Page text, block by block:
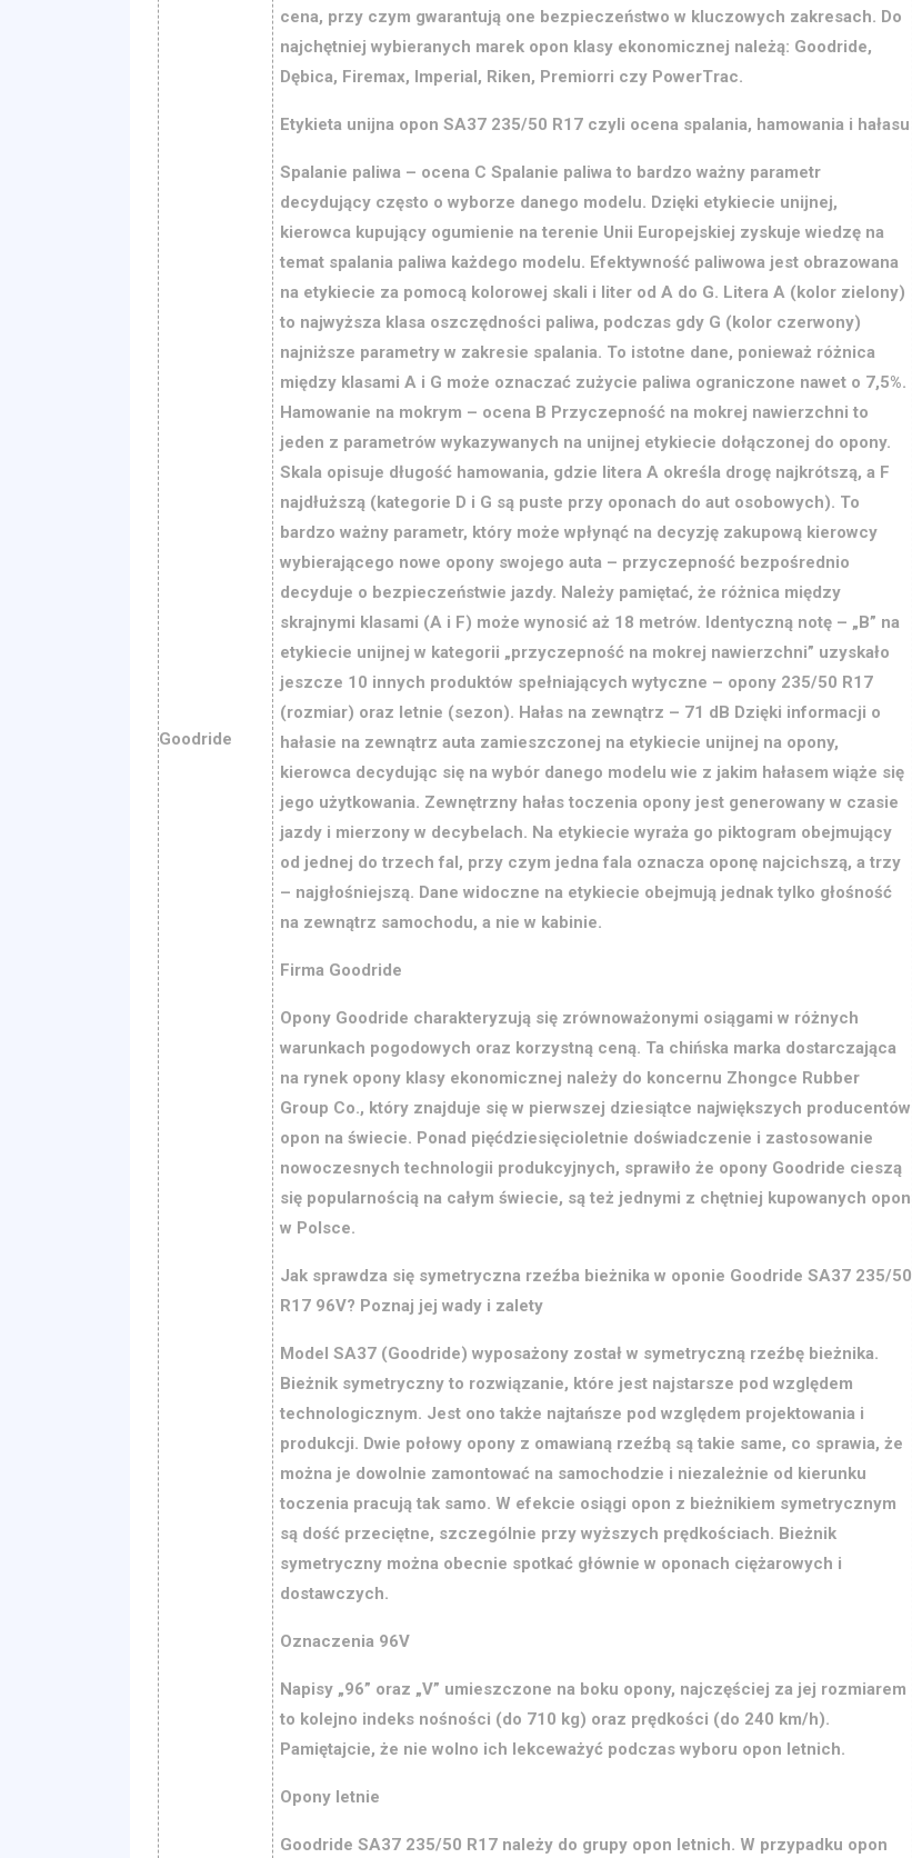
Goodride
cena, przy czym gwarantują one bezpieczeństwo w kluczowych zakresach. Do
najchętniej wybieranych marek opon klasy ekonomicznej należą: Goodride,
Dębica, Firemax, Imperial, Riken, Premiorri czy PowerTrac.
Etykieta unijna opon SA37 235/50 R17 czyli ocena spalania, hamowania i hałasu
Spalanie paliwa – ocena C Spalanie paliwa to bardzo ważny parametr
decydujący często o wyborze danego modelu. Dzięki etykiecie unijnej,
kierowca kupujący ogumienie na terenie Unii Europejskiej zyskuje wiedzę na
temat spalania paliwa każdego modelu. Efektywność paliwowa jest obrazowana
na etykiecie za pomocą kolorowej skali i liter od A do G. Litera A (kolor zielony)
to najwyższa klasa oszczędności paliwa, podczas gdy G (kolor czerwony)
najniższe parametry w zakresie spalania. To istotne dane, ponieważ różnica
między klasami A i G może oznaczać zużycie paliwa ograniczone nawet o 7,5%.
Hamowanie na mokrym – ocena B Przyczepność na mokrej nawierzchni to
jeden z parametrów wykazywanych na unijnej etykiecie dołączonej do opony.
Skala opisuje długość hamowania, gdzie litera A określa drogę najkrótszą, a F
najdłuższą (kategorie D i G są puste przy oponach do aut osobowych). To
bardzo ważny parametr, który może wpłynąć na decyzję zakupową kierowcy
wybierającego nowe opony swojego auta – przyczepność bezpośrednio
decyduje o bezpieczeństwie jazdy. Należy pamiętać, że różnica między
skrajnymi klasami (A i F) może wynosić aż 18 metrów. Identyczną notę – „B” na
etykiecie unijnej w kategorii „przyczepność na mokrej nawierzchni” uzyskało
jeszcze 10 innych produktów spełniających wytyczne – opony 235/50 R17
(rozmiar) oraz letnie (sezon). Hałas na zewnątrz – 71 dB Dzięki informacji o
hałasie na zewnątrz auta zamieszczonej na etykiecie unijnej na opony,
kierowca decydując się na wybór danego modelu wie z jakim hałasem wiąże się
jego użytkowania. Zewnętrzny hałas toczenia opony jest generowany w czasie
jazdy i mierzony w decybelach. Na etykiecie wyraża go piktogram obejmujący
od jednej do trzech fal, przy czym jedna fala oznacza oponę najcichszą, a trzy
– najgłośniejszą. Dane widoczne na etykiecie obejmują jednak tylko głośność
na zewnątrz samochodu, a nie w kabinie.
Firma Goodride
Opony Goodride charakteryzują się zrównoważonymi osiągami w różnych
warunkach pogodowych oraz korzystną ceną. Ta chińska marka dostarczająca
na rynek opony klasy ekonomicznej należy do koncernu Zhongce Rubber
Group Co., który znajduje się w pierwszej dziesiątce największych producentów
opon na świecie. Ponad pięćdziesięcioletnie doświadczenie i zastosowanie
nowoczesnych technologii produkcyjnych, sprawiło że opony Goodride cieszą
się popularnością na całym świecie, są też jednymi z chętniej kupowanych opon
w Polsce.
Jak sprawdza się symetryczna rzeźba bieżnika w oponie Goodride SA37 235/50
R17 96V? Poznaj jej wady i zalety
Model SA37 (Goodride) wyposażony został w symetryczną rzeźbę bieżnika.
Bieżnik symetryczny to rozwiązanie, które jest najstarsze pod względem
technologicznym. Jest ono także najtańsze pod względem projektowania i
produkcji. Dwie połowy opony z omawianą rzeźbą są takie same, co sprawia, że
można je dowolnie zamontować na samochodzie i niezależnie od kierunku
toczenia pracują tak samo. W efekcie osiągi opon z bieżnikiem symetrycznym
są dość przeciętne, szczególnie przy wyższych prędkościach. Bieżnik
symetryczny można obecnie spotkać głównie w oponach ciężarowych i
dostawczych.
Oznaczenia 96V
Napisy „96” oraz „V” umieszczone na boku opony, najczęściej za jej rozmiarem
to kolejno indeks nośności (do 710 kg) oraz prędkości (do 240 km/h).
Pamiętajcie, że nie wolno ich lekceważyć podczas wyboru opon letnich.
Opony letnie
Goodride SA37 235/50 R17 należy do grupy opon letnich. W przypadku opon